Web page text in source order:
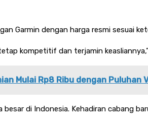
Garmin dengan harga resmi sesuai
kompetitif dan terjamin
Mulai Rp8 Ribu dengan Puluhan
di Indonesia. Kehadiran cabang